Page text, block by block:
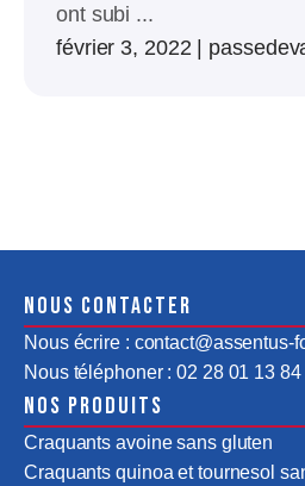
ont subi ...
février 3, 2022 |
Nous contacter
Nous écrire : contact@assentus-
Nous téléphoner : 02 28 01 13 84
Nos produits
Craquants avoine sans gluten
Craquants quinoa et tournesol